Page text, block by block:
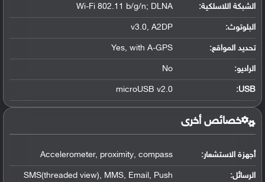
الشبكة اللاسلكية: Wi-Fi 802.11 b/g/n; DLNA
البلوتوث:
v3.0, A2DP
تحديد المواقع:
Yes, with A-GPS
الراديو: No
USB
:
microUSB v2.0
خصائص أخرى
أجهزة الاستشعار: Accelerometer, proximity, compass
الرسائل:
SMS(threaded view), MMS, Email, Push